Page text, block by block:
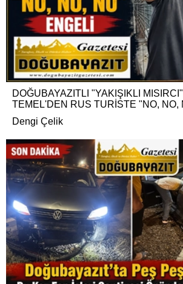
DOĞUBAYAZITLI "YAKIŞIKLI
TEMEL'DEN RUS TURİSTE "NO, NO,
Dengi Çelik